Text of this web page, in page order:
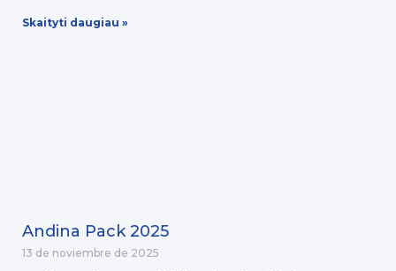
Skaityti daugiau »
Andina Pack 2025
13 de noviembre de 2025